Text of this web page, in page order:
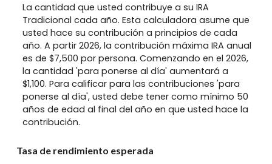
La cantidad que usted contribuye a su IRA
Tradicional cada año. Esta calculadora asume que
usted hace su contribución a principios de cada
año. A partir 2026, la contribución máxima IRA anual
es de $7,500 por persona. Comenzando en el 2026,
la cantidad 'para ponerse al día' aumentará a
$1,100. Para calificar para las contribuciones 'para
ponerse al día', usted debe tener como mínimo 50
años de edad al final del año en que usted hace la
contribución.
Tasa de rendimiento esperada